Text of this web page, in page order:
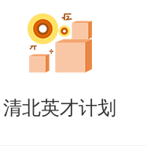
绩等复印
提交2025年
足够清晰，
清北英才计划